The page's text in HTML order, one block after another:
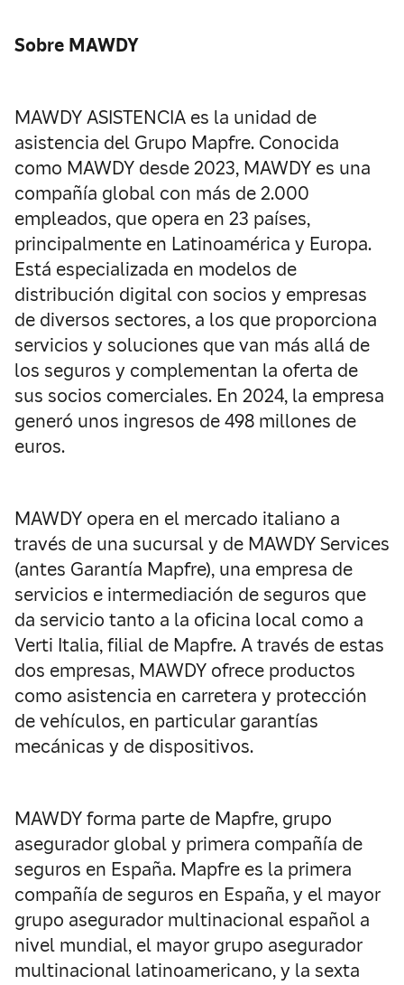
Sobre MAWDY
MAWDY ASISTENCIA es la unidad de
asistencia del Grupo Mapfre. Conocida
como MAWDY desde 2023, MAWDY es una
compañía global con más de 2.000
empleados, que opera en 23 países,
principalmente en Latinoamérica y Europa.
Está especializada en modelos de
distribución digital con socios y empresas
de diversos sectores, a los que proporciona
servicios y soluciones que van más allá de
los seguros y complementan la oferta de
sus socios comerciales. En 2024, la empresa
generó unos ingresos de 498 millones de
euros.
MAWDY opera en el mercado italiano a
través de una sucursal y de MAWDY Services
(antes Garantía Mapfre), una empresa de
servicios e intermediación de seguros que
da servicio tanto a la oficina local como a
Verti Italia, filial de Mapfre. A través de estas
dos empresas, MAWDY ofrece productos
como asistencia en carretera y protección
de vehículos, en particular garantías
mecánicas y de dispositivos.
MAWDY forma parte de Mapfre, grupo
asegurador global y primera compañía de
seguros en España. Mapfre es la primera
compañía de seguros en España, y el mayor
grupo asegurador multinacional español a
nivel mundial, el mayor grupo asegurador
multinacional latinoamericano, y la sexta